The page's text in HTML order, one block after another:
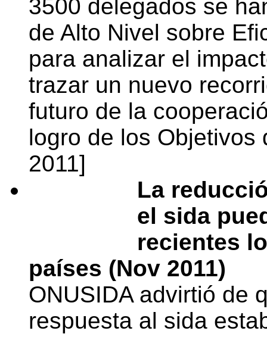
3500 delegados se
de Alto Nivel sobre
para analizar el
trazar un nuevo
futuro de la
logro de los Objetivos
2011]
La
el sida
recientes
países (Nov 2011)
ONUSIDA advirtió de
respuesta al sida